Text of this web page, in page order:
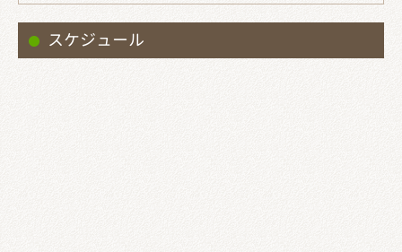
スケジュール